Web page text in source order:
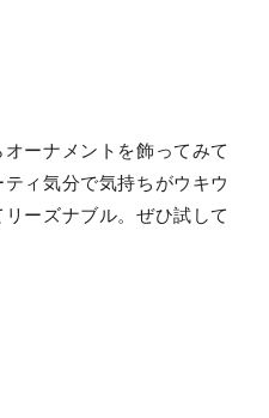
ーナメントを飾ってみて
ィ気分で気持ちがウキウ
ーズナブル。ぜひ試して